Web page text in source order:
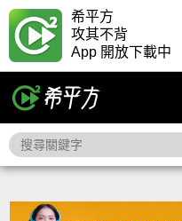
希平方
攻其不背
App 開放下載中